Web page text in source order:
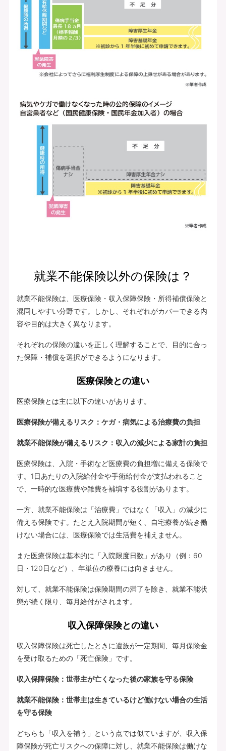
就業不能保険以外の保険は？
就業不能保険は、医療保険・収入保障保険・所得補償保険と
混同しやすい分野です。しかし、それぞれがカバーできる内
容や目的は大きく異なります。
それぞれの保険の違いを正しく理解することで、目的に合っ
た保障・補償を選択ができるようになります。
医療保険との違い
医療保険とは主に以下の違いがあります。
医療保険が備えるリスク：ケガ・病気による治療費の負担
就業不能保険が備えるリスク：収入の減少による家計の負担
医療保険は、入院・手術など医療費の負担増に備える保険で
す。1日あたりの入院給付金や手術給付金が支払われること
で、一時的な医療費や雑費を補填する役割があります。
一方、就業不能保険は「治療費」ではなく「収入」の減少に
備える保険です。たとえ入院期間が短く、自宅療養が続き働
けない場合には、医療保険では生活費を補えません。
また医療保険は基本的に「入院限度日数」があり（例：60
日・120日など）、年単位の療養には向きません。
対して、就業不能保険は保険期間の満了を除き、就業不能状
態が続く限り、毎月給付がされます。
収入保障保険との違い
収入保障保険は死亡したときに遺族が一定期間、毎月保険金
を受け取るための「死亡保険」です。
収入保障保険：世帯主が亡くなった後の家族を守る保険
就業不能保険：世帯主は生きているけど働けない場合の生活
を守る保険
どちらも「収入を補う」という点では似ていますが、収入保
障保険が死亡リスクへの保障に対し、就業不能保険は働けな